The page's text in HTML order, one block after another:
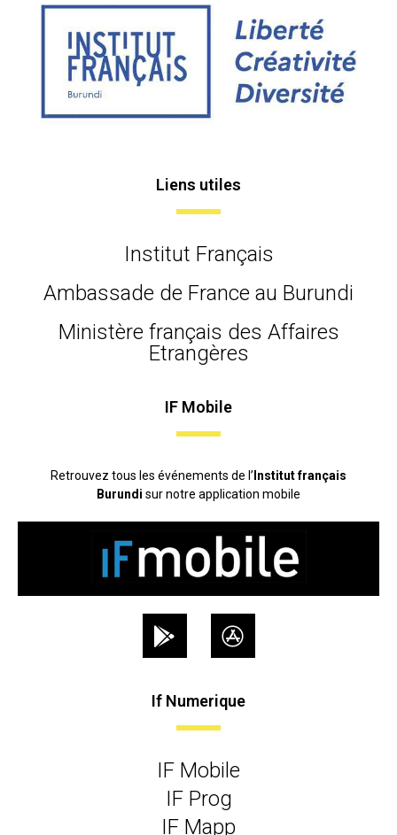
Liens utiles
Institut Français
Ambassade de France au Burundi
Ministère français des Affaires
Etrangères
IF Mobile
Retrouvez tous les événements de l’ Institut français
Burundi sur notre application mobile
If Numerique
IF Mobile
IF Prog
IF Mapp